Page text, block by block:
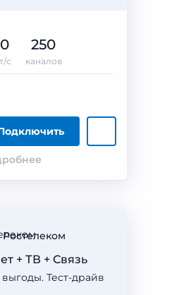
с
250
каналов
Ростелеком
Тест-драйв
+ ТВ + Связь